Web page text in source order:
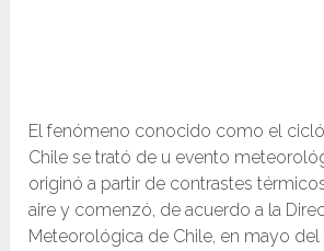
El fenómeno conocido como el
Chile se trató de u evento
originó a partir de contrastes
aire y comenzó, de acuerdo a la
Meteorológica de Chile, en mayo del